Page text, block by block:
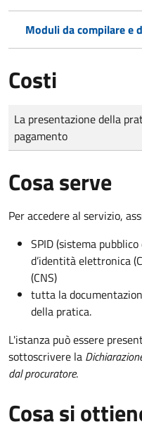
Moduli da compilare e
Costi
Tipo di pagamento
Importo
La presentazione della
pagamento
Cosa serve
Per accedere al servizio,
SPID (sistema
d’identità elettronica
(CNS)
tutta la
della pratica.
L'istanza può essere
sottoscrivere la
dal procuratore.
Cosa si